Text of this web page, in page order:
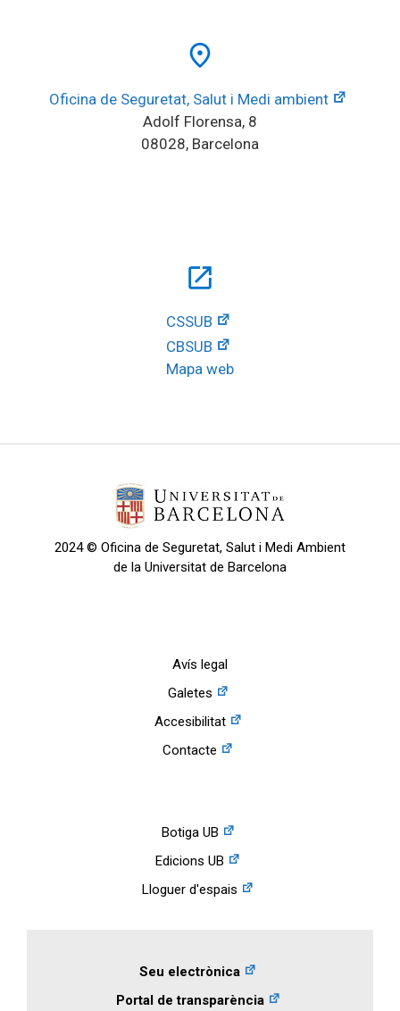
place
Oficina de Seguretat, Salut i Medi ambient
Adolf Florensa, 8
08028, Barcelona
open_in_new
CSSUB
CBSUB
Mapa web
2024 © Oficina de Seguretat, Salut i Medi Ambient
de la Universitat de Barcelona
Avís legal
Galetes
Accesibilitat
Contacte
Botiga UB
Edicions UB
Lloguer d'espais
Seu electrònica
Portal de transparència